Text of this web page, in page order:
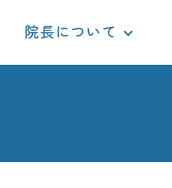
院長について